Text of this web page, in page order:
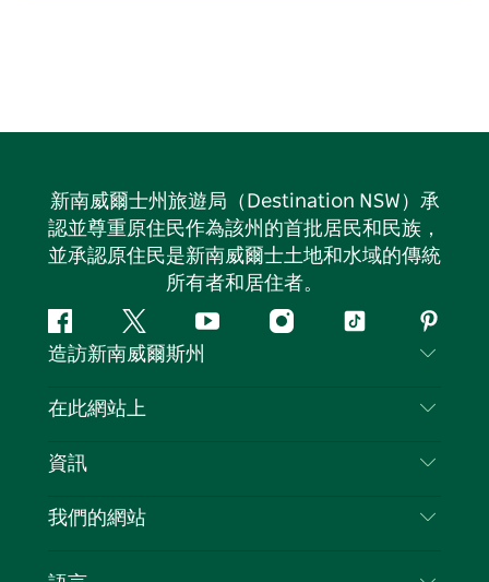
新南威爾士州旅遊局（Destination NSW）承
認並尊重原住民作為該州的首批居民和民族，
並承認原住民是新南威爾士土地和水域的傳統
所有者和居住者。
Facebook嘰
嘰
喳
Youtube Instagram
抖
造訪新南威爾斯州
聯絡我們
隱私
Cookie 通知
在此網站上
目的地
新南威爾士州公路旅行
活動
資訊
旅行資訊
我們的網站